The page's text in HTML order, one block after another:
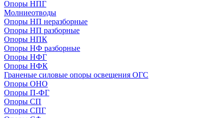
Опоры НПГ
Молниеотводы
Опоры НП неразборные
Опоры НП разборные
Опоры НПК
Опоры НФ разборные
Опоры НФГ
Опоры НФК
Граненые силовые опоры освещения ОГС
Опоры ОНО
Опоры П-ФГ
Опоры СП
Опоры СПГ